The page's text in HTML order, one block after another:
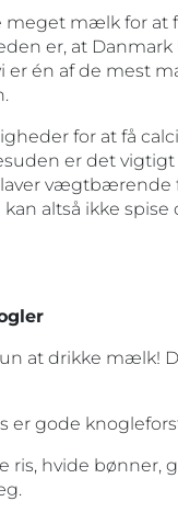
meget mælk for at
er, at
er én af de mest
for at få
er det vigtigt
vægtbærende
kan altså ikke
at drikke mælk!
er gode
ris, hvide bønner,